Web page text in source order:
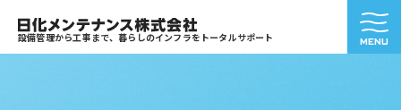
設備管理から工事まで、暮らしのインフラをトータルサポート